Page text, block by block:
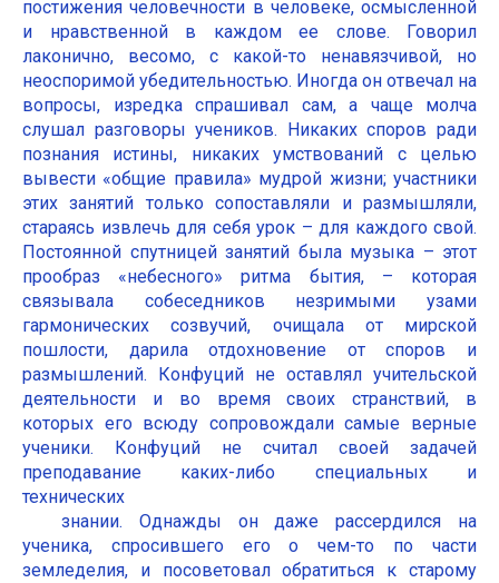
постижения человечности в человеке, осмысленной
и нравственной в каждом ее слове. Говорил
лаконично, весомо, с какой-то ненавязчивой, но
неоспоримой убедительностью. Иногда он отвечал на
вопросы, изредка спрашивал сам, а чаще молча
слушал разговоры учеников. Никаких споров ради
познания истины, никаких умствований с целью
вывести «общие правила» мудрой жизни; участники
этих занятий только сопоставляли и размышляли,
стараясь извлечь для себя урок – для каждого свой.
Постоянной спутницей занятий была музыка – этот
прообраз «небесного» ритма бытия, – которая
связывала собеседников незримыми узами
гармонических созвучий, очищала от мирской
пошлости, дарила отдохновение от споров и
размышлений. Конфуций не оставлял учительской
деятельности и во время своих странствий, в
которых его всюду сопровождали самые верные
ученики. Конфуций не считал своей задачей
преподавание каких-либо специальных и
технических
знании. Однажды он даже рассердился на
ученика, спросившего его о чем-то по части
земледелия, и посоветовал обратиться к старому